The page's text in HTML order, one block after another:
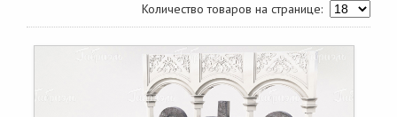
Количество товаров на странице: